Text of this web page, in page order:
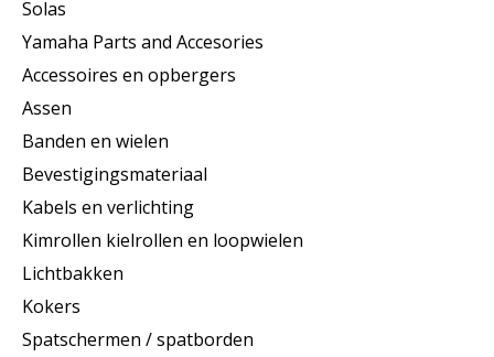
Solas
Yamaha Parts and Accesories
Accessoires en opbergers
Assen
Banden en wielen
Bevestigingsmateriaal
Kabels en verlichting
Kimrollen kielrollen en loopwielen
Lichtbakken
Kokers
Spatschermen / spatborden